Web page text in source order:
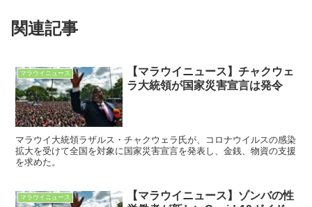
関連記事
マラウイニュース
【マラウイニュース】チャクウェ
ラ大統領が国家災害宣言は発令
マラウイ大統領ラザルス・チャクウェラ氏が、コロナウイルスの感染
拡大を受けて全国を対象に国家災害宣言を発表し、金銭、物資の支援
を求めた。
マラウイニュース
【マラウイニュース】ゾンバの性